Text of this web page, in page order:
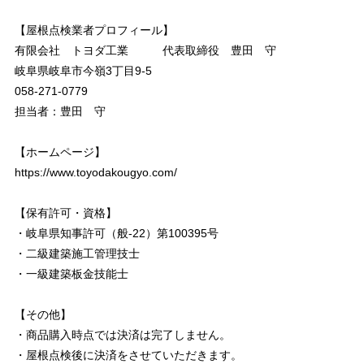
【屋根点検業者プロフィール】
有限会社 トヨダ工業 代表取締役 豊田 守
岐阜県岐阜市今嶺3丁目9-5
058-271-0779
担当者：豊田 守
【ホームページ】
https://www.toyodakougyo.com/
【保有許可・資格】
・岐阜県知事許可（般-22）第100395号
・二級建築施工管理技士
・一級建築板金技能士
【その他】
・商品購入時点では決済は完了しません。
・屋根点検後に決済をさせていただきます。